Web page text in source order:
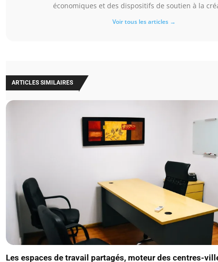
économiques et des dispositifs de soutien à la
Voir tous les articles →
ARTICLES SIMILAIRES
Les espaces de travail partagés, moteur des centres-